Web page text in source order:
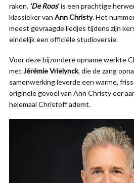
raken. ‘De Roos’ is een prachtige
klassieker van Ann Christy. Het
meest gevraagde liedjes tijdens zijn
eindelijk een officiële studioversie.
Voor deze bijzondere opname werkte
met Jérémie Vrielynck, die de zang
samenwerking leverde een warme,
originele gevoel van Ann Christy eer
helemaal Christoff ademt.